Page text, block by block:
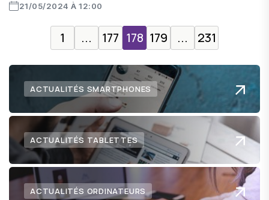
21/05/2024 À 12:00
1 ... 177 178 179 ... 231
ACTUALITÉS SMARTPHONES
ACTUALITÉS TABLETTES
ACTUALITÉS ORDINATEURS